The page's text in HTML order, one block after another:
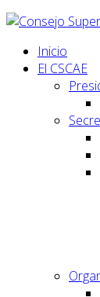
Inicio
El CSCAE